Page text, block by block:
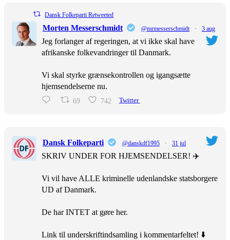
Dansk Folkeparti Retweeted
Morten Messerschmidt @mrmesserschmidt · 3 aug
Jeg forlanger af regeringen, at vi ikke skal have
afrikanske folkevandringer til Danmark.
Vi skal styrke grænsekontrollen og igangsætte
hjemsendelserne nu.
69 742 Twitter
Dansk Folkeparti @danskdf1995 · 31 jul
SKRIV UNDER FOR HJEMSENDELSER! ✈️
Vi vil have ALLE kriminelle udenlandske statsborgere
UD af Danmark.
De har INTET at gøre her.
Link til underskriftindsamling i kommentarfeltet! ⬇️